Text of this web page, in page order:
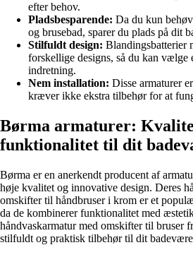
efter behov.
Pladsbesparende: Da du kun
og brusebad, sparer du plads på dit
Stilfuldt design: Blandingsbatterier
forskellige designs, så du kan vælge
indretning.
Nem installation: Disse armaturer
kræver ikke ekstra tilbehør for at
Børma armaturer:
funktionalitet til dit
Børma er en anerkendt producent af
høje kvalitet og innovative design. Deres
omskifter til håndbruser i krom er et
da de kombinerer funktionalitet med
håndvaskarmatur med omskifter til bruser
stilfuldt og praktisk tilbehør til dit